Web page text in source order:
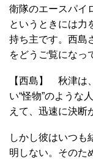
衛隊のエースパイ
というときには力
持ち主です。西島
をどうご覧になっ
【西島】 秋津は
い“怪物”のような
えて、迅速に決断
しかし彼はいつも
明しない。そのた